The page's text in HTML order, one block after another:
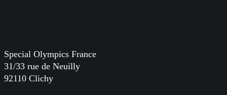
Special Olympics France
31/33 rue de Neuilly
92110 Clichy